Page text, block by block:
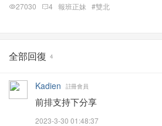
27030 4 報班正妹 #雙北
全部回復 4
Kadien 註冊會員
前排支持下分享
2023-3-30 01:48:37